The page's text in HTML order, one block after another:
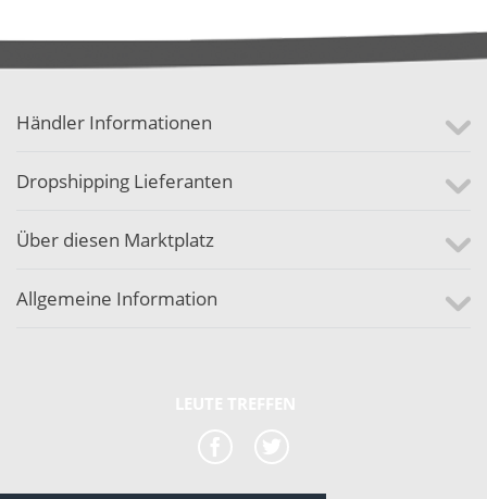
Händler Informationen
Dropshipping Lieferanten
Über diesen Marktplatz
Allgemeine Information